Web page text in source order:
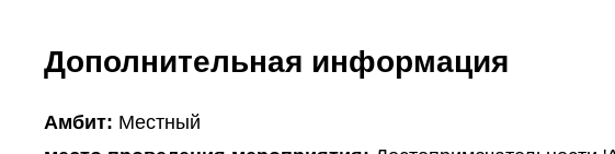
Дополнительная информация
Амбит: Местный